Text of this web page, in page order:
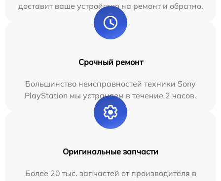
доставит ваше устройство на ремонт и обратно.
Срочный ремонт
Большинство неисправностей техники Sony
PlayStation мы устраняем в течение 2 часов.
Оригинальные запчасти
Более 20 тыс. запчастей от производителя в